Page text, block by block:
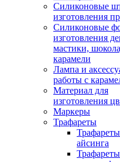
Силиконовые
изготовления
Силиконовые
изготовления
мастики,
карамели
Лампа и
работы с
Материал для
изготовления
Маркеры
Трафареты
айсинга